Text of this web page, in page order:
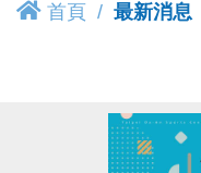
首頁 最新消息